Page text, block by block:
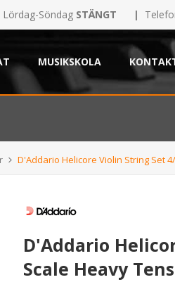
Lördag-Söndag STÄNGT |
MUSIKSKOLA
D'Addario Helicore Violin String Set
D'Addario
Scale Heavy